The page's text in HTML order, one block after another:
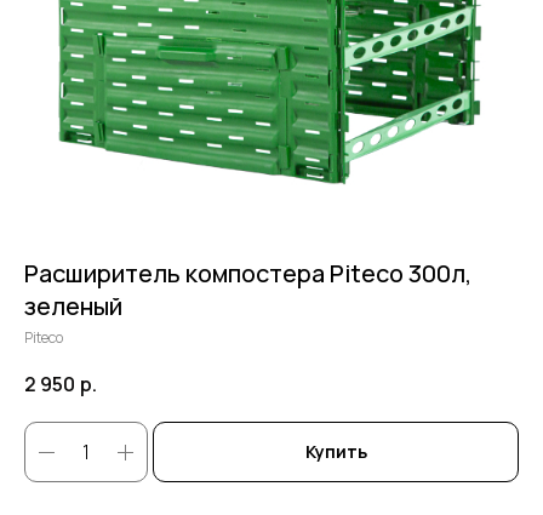
Расширитель компостера Piteco 300л,
зеленый
Piteco
2 950 р.
Купить